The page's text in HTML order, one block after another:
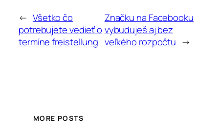
← Všetko čo
potrebujete vedieť o
termíne freistellung
Značku na Facebooku
vybuduješ aj bez
veľkého rozpočtu →
MORE POSTS